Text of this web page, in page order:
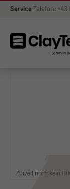
Service Telefon: +43
Zurzeit noch kein